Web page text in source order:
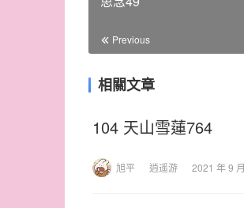
Previous
相關文章
104 天山雪蓮764
旭平 逍遥游 2021 年 9